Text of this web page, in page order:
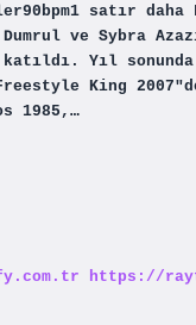
satır daha
Dumrul ve Sybra
Yıl sonunda
King
1985,…
https://